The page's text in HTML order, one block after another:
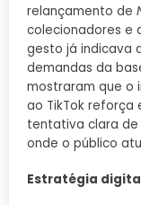
relançamento de
colecionadores e
gesto já indicava
demandas da
mostraram que o
ao TikTok reforça
tentativa clara
onde o público
Estratégia